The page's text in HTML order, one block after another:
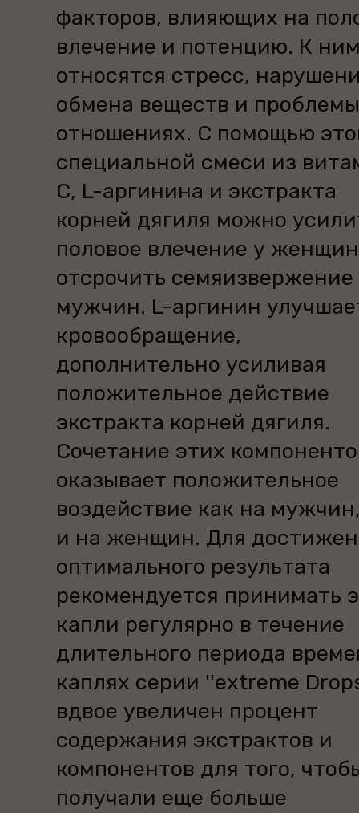
факторов, влияющих на
влечение и потенцию. К
относятся стресс,
обмена веществ и
отношениях. С помощью
специальной смеси из
С, L-аргинина и экстракта
корней дягиля можно
половое влечение у
отсрочить семяизвержение
мужчин. L-аргинин
кровообращение,
дополнительно усиливая
положительное действие
экстракта корней дягиля.
Сочетание этих
оказывает положительное
воздействие как на
и на женщин. Для
оптимального результата
рекомендуется принимать
капли регулярно в течение
длительного периода
каплях серии ''extreme
вдвое увеличен процент
содержания экстрактов и
компонентов для того,
получали еще больше